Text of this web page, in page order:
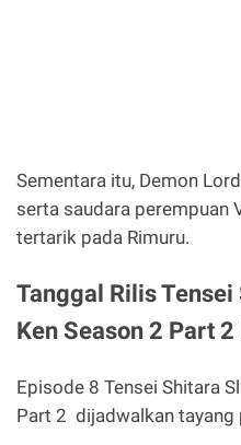
Sementara itu, Demon
serta saudara perempuan
tertarik pada Rimuru.
Tanggal Rilis
Ken Season 2 Part 2
Episode 8 Tensei Shitara
Part 2 dijadwalkan